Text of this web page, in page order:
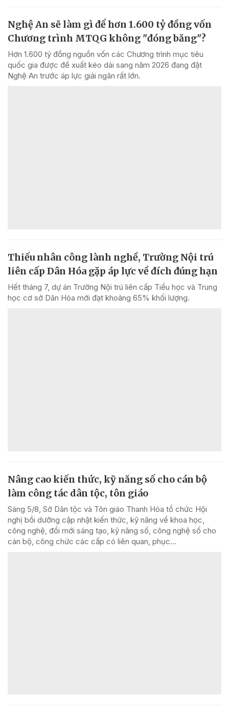
Nghệ An sẽ làm gì để hơn 1.600 tỷ đồng vốn
Chương trình MTQG không "đóng băng"?
Hơn 1.600 tỷ đồng nguồn vốn các Chương trình mục tiêu
quốc gia được đề xuất kéo dài sang năm 2026 đang đặt
Nghệ An trước áp lực giải ngân rất lớn.
Thiếu nhân công lành nghề, Trường Nội trú
liên cấp Dân Hóa gặp áp lực về đích đúng hạn
Hết tháng 7, dự án Trường Nội trú liên cấp Tiểu học và Trung
học cơ sở Dân Hóa mới đạt khoảng 65% khối lượng.
Nâng cao kiến thức, kỹ năng số cho cán bộ
làm công tác dân tộc, tôn giáo
Sáng 5/8, Sở Dân tộc và Tôn giáo Thanh Hóa tổ chức Hội
nghị bồi dưỡng cập nhật kiến thức, kỹ năng về khoa học,
công nghệ, đổi mới sáng tạo, kỹ năng số, công nghệ số cho
cán bộ, công chức các cấp có liên quan, phục...